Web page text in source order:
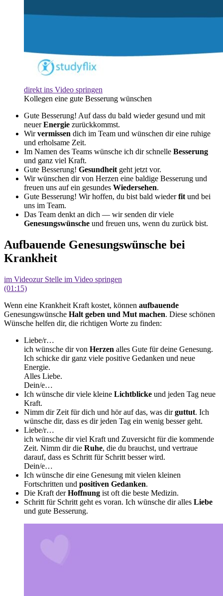
direkt ins Video springen
Kollegen eine gute Besserung wünschen
Gute Besserung! Auf dass du bald wieder gesund und mit
neuerEnergie zurückkommst.
Wirvermissen dich im Team und wünschen dir eine ruhige
und erholsame Zeit.
Im Namen des Teams wünsche ich dir schnelle Besserung
und ganz viel Kraft.
Gute Besserung! Gesundheit geht jetzt vor.
Wir wünschen dir von Herzen eine baldige Besserung und
freuen uns auf ein gesundes Wiedersehen.
Gute Besserung! Wir hoffen, du bist bald wiederfit und bei
uns im Team.
Das Team denkt an dich — wir senden dir viele
Genesungswünsche und freuen uns, wenn du zurück bist.
Aufbauende Genesungswünsche bei
Krankheit
im Videozur Stelle im Video springen
(01:15)
Wenn eine Krankheit Kraft kostet, können aufbauende
Genesungswünsche Halt geben und Mut machen. Diese schönen
Wünsche helfen dir, die richtigen Worte zu finden:
Liebe/r…
ich wünsche dir von Herzen alles Gute für deine Genesung.
Ich schicke dir ganz viele positive Gedanken und neue
Energie.
Alles Liebe.
Dein/e…
Ich wünsche dir viele kleine Lichtblicke und jeden Tag neue
Kraft.
Nimm dir Zeit für dich und hör auf das, was dirguttut. Ich
wünsche dir, dass es dir jeden Tag ein wenig besser geht.
Liebe/r…
ich wünsche dir viel Kraft und Zuversicht für die kommende
Zeit. Nimm dir die Ruhe, die du brauchst, und vertraue
darauf, dass es Schritt für Schritt besser wird.
Dein/e…
Ich wünsche dir eine Genesung mit vielen kleinen
Fortschritten und positiven Gedanken.
Die Kraft derHoffnung ist oft die beste Medizin.
Schritt für Schritt geht es voran. Ich wünsche dir alles Liebe
und gute Besserung.